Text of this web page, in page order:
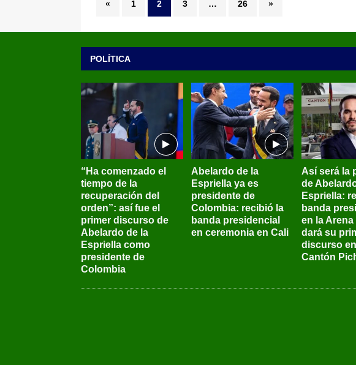
« 1 2 3 … 26 »
POLÍTICA
“Ha comenzado el
tiempo de la
recuperación del
orden”: así fue el
primer discurso de
Abelardo de la
Espriella como
presidente de
Colombia
Abelardo de la
Espriella ya es
presidente de
Colombia: recibió la
banda presidencial
en ceremonia en Cali
Así será la
de
Espriella:
banda
en la Arena
dará su
discurso en
Cantón